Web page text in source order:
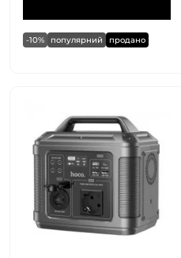
-10% популярний продано